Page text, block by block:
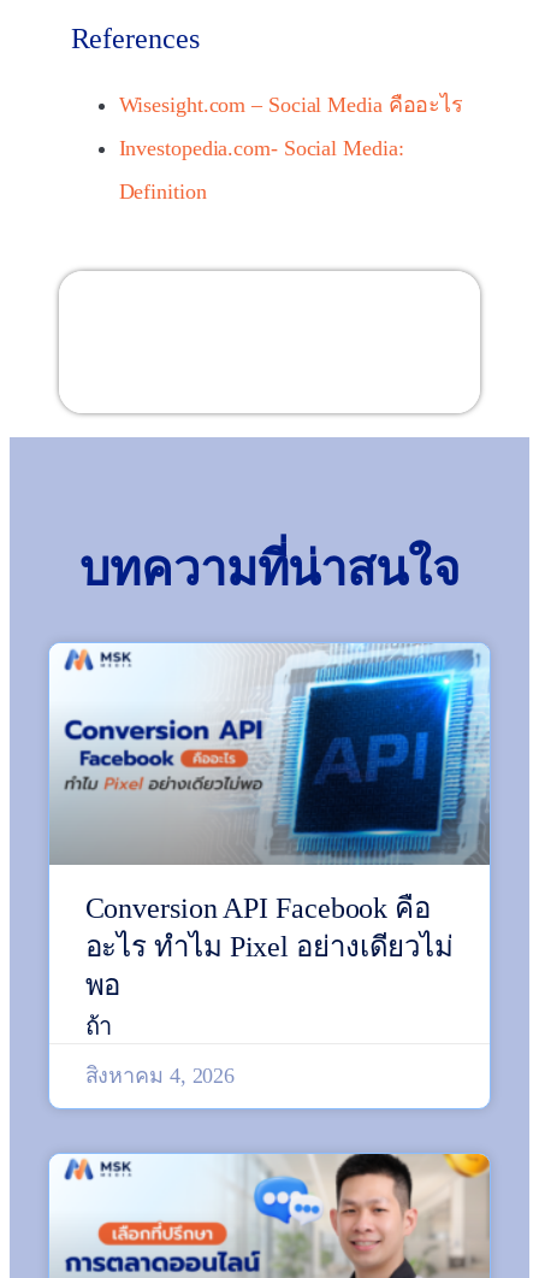
References
Wisesight.com – Social Media คืออะไร
Investopedia.com- Social Media:
Definition
สารบัญ
บทความที่น่าสนใจ
Conversion API Facebook คือ
อะไร ทำไม Pixel อย่างเดียวไม่
พอ
ถ้า
สิงหาคม 4, 2026